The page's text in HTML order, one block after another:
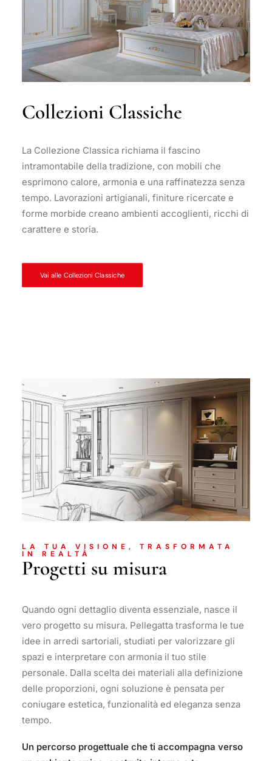
Collezioni Classiche
La Collezione Classica richiama il fascino
intramontabile della tradizione, con mobili che
esprimono calore, armonia e una raffinatezza senza
tempo. Lavorazioni artigianali, finiture ricercate e
forme morbide creano ambienti accoglienti, ricchi di
carattere e storia.
Vai alle Collezioni Classiche
LA TUA VISIONE, TRASFORMATA
IN REALTÀ
Progetti su misura
Quando ogni dettaglio diventa essenziale, nasce il
vero progetto su misura. Pellegatta trasforma le tue
idee in arredi sartoriali, studiati per valorizzare gli
spazi e interpretare con armonia il tuo stile
personale. Dalla scelta dei materiali alla definizione
delle proporzioni, ogni soluzione è pensata per
coniugare estetica, funzionalità ed eleganza senza
tempo.
Un percorso progettuale che ti accompagna verso